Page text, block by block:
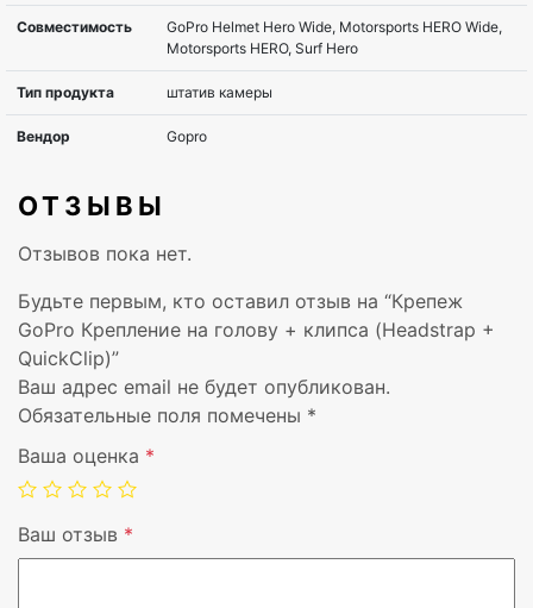
товаром
Тип товара
Совместимость с
вендором
GoPro
Цвет
Материал Нейлон, Поликарбонат
ОТЗЫВЫ
Отзывов пока нет.
Будьте первым, кто оставил отзыв на “Крепеж
GoPro Крепление на голову + клипса (Headstrap +
QuickClip)”
Ваш адрес email не будет опубликован.
Обязательные поля помечены *
Ваша оценка *
Ваш отзыв *